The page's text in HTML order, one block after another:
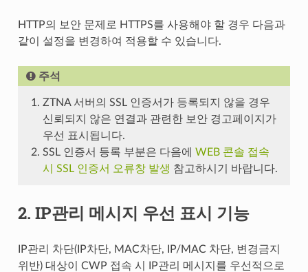
HTTP의 보안 문제로 HTTPS를 사용해야 할 경우 다음과
같이 설정을 변경하여 적용할 수 있습니다.
주석
ZTNA 서버의 SSL 인증서가 등록되지 않을 경우
신뢰되지 않은 연결과 관련한 보안 경고페이지가
우선 표시됩니다.
SSL 인증서 등록 부분은 다음에 WEB 콘솔 접속
시 SSL 인증서 오류창 발생 참고하시기 바랍니다.
2. IP관리 메시지 우선 표시 기능
IP관리 차단(IP차단, MAC차단, IP/MAC 차단, 변경금지
위반) 대상이 CWP 접속 시 IP관리 메시지를 우선적으로